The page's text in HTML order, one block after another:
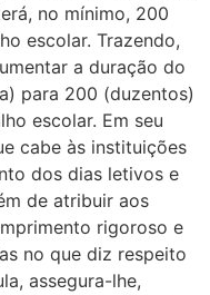
no mínimo, 200
escolar. Trazendo,
a duração do
para 200 (duzentos)
escolar. Em seu
cabe às instituições
dos dias letivos e
de atribuir aos
rigoroso e
no que diz respeito
assegura-lhe,